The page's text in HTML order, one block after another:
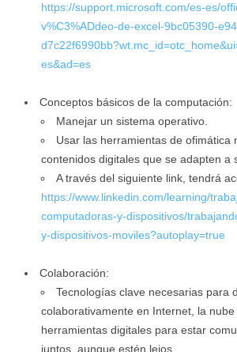
https://support.microsoft.com/es-es/
v%C3%ADdeo-de-excel-9bc05390-
es&ad=es
Conceptos básicos de la computación:
Manejar un sistema operativo.
Usar las herramientas de ofimática
contenidos digitales que se adapten a
A través del siguiente link, tendrá
https://www.linkedin.com/learning/
computadoras-y-dispositivos/
y-dispositivos-moviles?autoplay=true
Colaboración:
Tecnologías clave necesarias para
colaborativamente en Internet, la nube
herramientas digitales para estar
juntos, aunque estén lejos.